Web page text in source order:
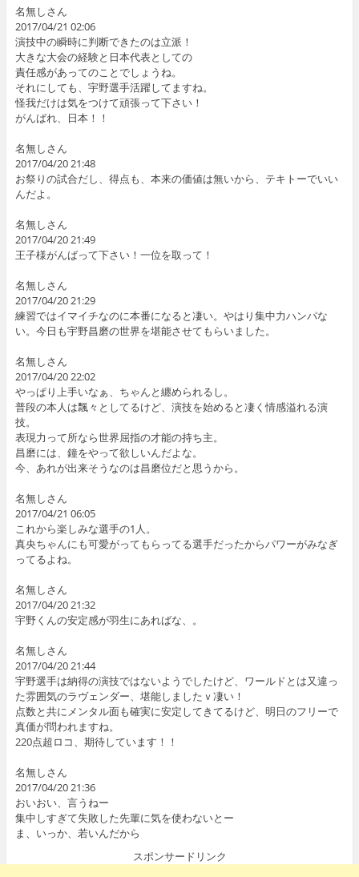
名無しさん
2017/04/21 02:06
演技中の瞬時に判断できたのは立派！
大きな大会の経験と日本代表としての
責任感があってのことでしょうね。
それにしても、宇野選手活躍してますね。
怪我だけは気をつけて頑張って下さい！
がんばれ、日本！！
名無しさん
2017/04/20 21:48
お祭りの試合だし、得点も、本来の価値は無いから、テキトーでいい
んだよ。
名無しさん
2017/04/20 21:49
王子様がんばって下さい！一位を取って！
名無しさん
2017/04/20 21:29
練習ではイマイチなのに本番になると凄い。やはり集中力ハンパな
い。今日も宇野昌磨の世界を堪能させてもらいました。
名無しさん
2017/04/20 22:02
やっぱり上手いなぁ、ちゃんと纏められるし。
普段の本人は飄々としてるけど、演技を始めると凄く情感溢れる演
技。
表現力って所なら世界屈指の才能の持ち主。
昌磨には、鐘をやって欲しいんだよな。
今、あれが出来そうなのは昌磨位だと思うから。
名無しさん
2017/04/21 06:05
これから楽しみな選手の1人。
真央ちゃんにも可愛がってもらってる選手だったからパワーがみなぎ
ってるよね。
名無しさん
2017/04/20 21:32
宇野くんの安定感が羽生にあればな、。
名無しさん
2017/04/20 21:44
宇野選手は納得の演技ではないようでしたけど、ワールドとは又違っ
た雰囲気のラヴェンダー、堪能しましたｖ凄い！
点数と共にメンタル面も確実に安定してきてるけど、明日のフリーで
真価が問われますね。
220点超ロコ、期待しています！！
名無しさん
2017/04/20 21:36
おいおい、言うねー
集中しすぎて失敗した先輩に気を使わないとー
ま、いっか、若いんだから
スポンサードリンク